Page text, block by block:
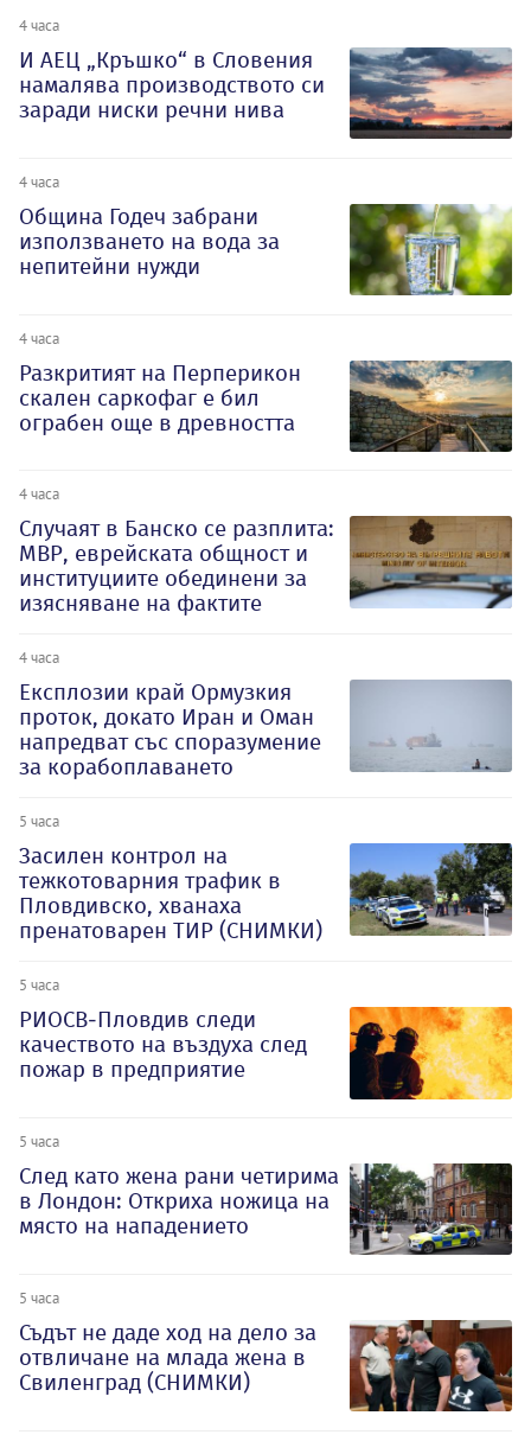
4 часа
И АЕЦ „Кръшко“ в Словения
намалява производството си
заради ниски речни нива
4 часа
Община Годеч забрани
използването на вода за
непитейни нужди
4 часа
Разкритият на Перперикон
скален саркофаг е бил
ограбен още в древността
4 часа
Случаят в Банско се разплита:
МВР, еврейската общност и
институциите обединени за
изясняване на фактите
4 часа
Експлозии край Ормузкия
проток, докато Иран и Оман
напредват със споразумение
за корабоплаването
5 часа
Засилен контрол на
тежкотоварния трафик в
Пловдивско, хванаха
пренатоварен ТИР (СНИМКИ)
5 часа
РИОСВ-Пловдив следи
качеството на въздуха след
пожар в предприятие
5 часа
След като жена рани четирима
в Лондон: Откриха ножица на
място на нападението
5 часа
Съдът не даде ход на дело за
отвличане на млада жена в
Свиленград (СНИМКИ)